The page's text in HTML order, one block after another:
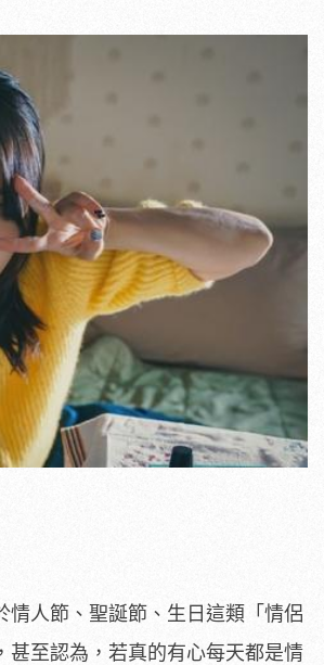
人節、聖誕節、生日這類「情侶
甚至認為，若真的有心每天都是情